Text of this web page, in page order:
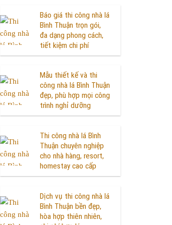
Báo giá thi công nhà lá
Bình Thuận trọn gói,
đa dạng phong cách,
tiết kiệm chi phí
Mẫu thiết kế và thi
công nhà lá Bình Thuận
đẹp, phù hợp mọi công
trình nghỉ dưỡng
Thi công nhà lá Bình
Thuận chuyên nghiệp
cho nhà hàng, resort,
homestay cao cấp
Dịch vụ thi công nhà lá
Bình Thuận bền đẹp,
hòa hợp thiên nhiên,